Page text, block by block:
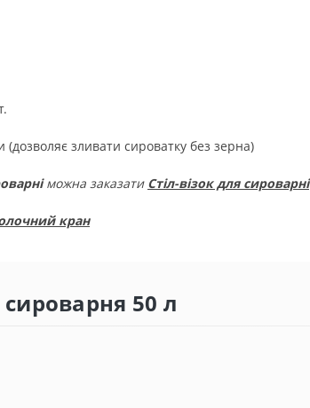
зливати сироватку без зерна)
можна заказати Стіл-візок для сироварні
кран
50 л